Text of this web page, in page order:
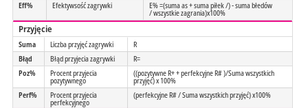
Eff%
Efektywsość zagrywki E% =(suma as + suma piłek /) - suma błedów
/ wszystkie zagrania)x100%
Przyjęcie
Suma Liczba przyjęć zagrywki
R
Błąd
Błąd przyjecia zagrywki
R=
Poz%
Procent przyjecia
pozytywnego
((pozytywne R+ + perfekcyjne R# )/Suma wszystkich
przyjęć) x 100%
Perf%
Procent przyjecia
perfekcyjnego
(perfekcyjne R# / Suma wszystkich przyjęć) x100%